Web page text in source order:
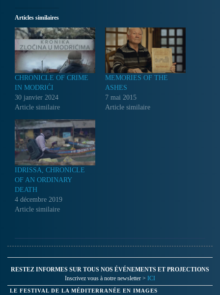
Articles similaires
CHRONICLE OF CRIME
IN MODRIĆI
30 janvier 2024
Article similaire
MEMORIES OF THE
ASHES
7 mai 2015
Article similaire
IDRISSA, CHRONICLE
OF AN ORDINARY
DEATH
4 décembre 2019
Article similaire
RESTEZ INFORMES SUR TOUS NOS ÉVÉNEMENTS ET PROJECTIONS
Inscrivez vous à notre newsletter > ICI
LE FESTIVAL DE LA MÉDITERRANÉE EN IMAGES